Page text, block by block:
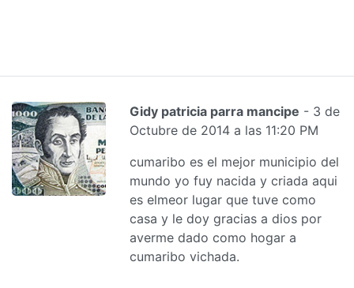
Gidy patricia parra mancipe - 3 de
Octubre de 2014 a las 11:20 PM
cumaribo es el mejor municipio del
mundo yo fuy nacida y criada aqui
es elmeor lugar que tuve como
casa y le doy gracias a dios por
averme dado como hogar a
cumaribo vichada.